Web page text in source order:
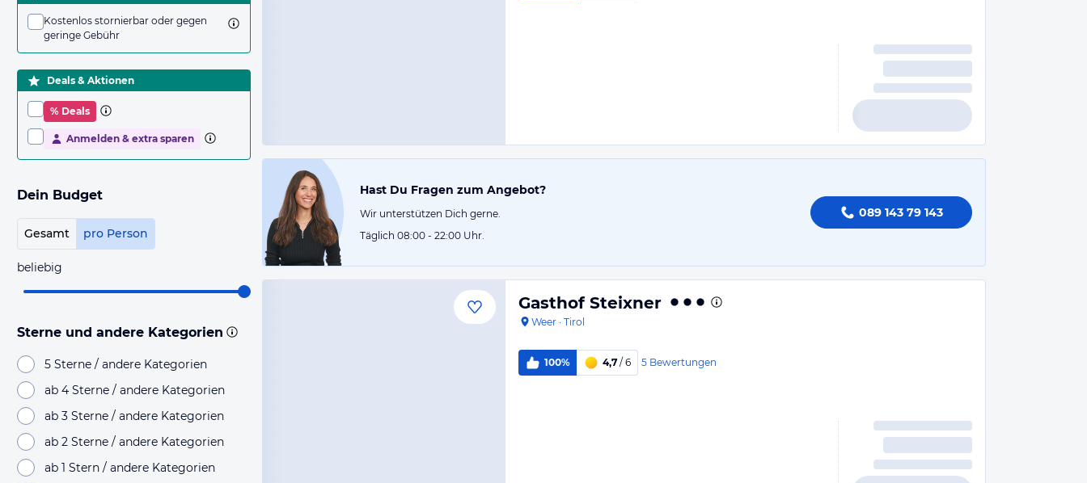
Kostenlos stornierbar oder gegen
geringe Gebühr
Deals & Aktionen
% Deals
Anmelden & extra sparen
Dein Budget
Gesamt pro Person
beliebig
Sterne und andere Kategorien
5 Sterne / andere Kategorien
ab 4 Sterne / andere Kategorien
ab 3 Sterne / andere Kategorien
ab 2 Sterne / andere Kategorien
ab 1 Stern / andere Kategorien
Hast Du Fragen zum Angebot?
Wir unterstützen Dich gerne.
Täglich 08:00 - 22:00 Uhr.
089 143 79 143
Gasthof Steixner
Weer · Tirol
100% 4,7 / 6 5 Bewertungen